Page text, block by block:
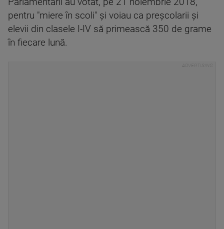
pentru ″miere în scoli″⁣ şi voiau ca preşcolarii şi
elevii din clasele I-IV să primească 350 de grame
în fiecare lună.